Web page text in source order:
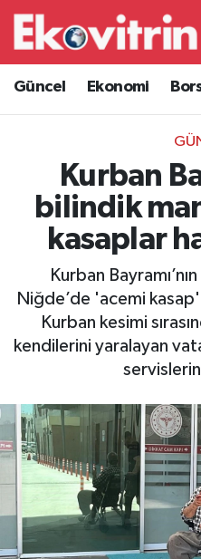
Güncel Ekonomi
Kurban
bilindik
kasaplar
Kurban
Niğde’de 'acemi kasap'
Kurban kesimi
kendilerini yaralayan
Güncel
Ekonomi
Borsa Haberleri
İş Dünyası
Lojistik
Otovitrin
Asayiş
Gayrimenkul
Spor
Eğitim
Hava Durumu
Trafik Durumu
Süper Lig Puan
Tüm Manşetler
Son Dakika Haberleri
Haber Arşivi